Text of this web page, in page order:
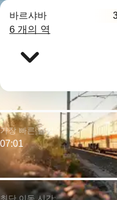
바르샤바
6 개의 역
가장 빠른 출발:
07:01